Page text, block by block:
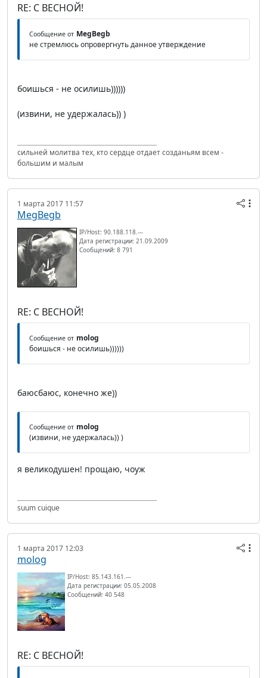
RE: С ВЕСНОЙ!
Сообщение от MegBegb
не стремлюсь опровергнуть данное утверждение
боишься - не осилишь))))))
(извини, не удержалась)) )
сильней молитва тех, кто сердце отдает созданьям всем -
большим и малым
1 марта 2017 11:57
MegBegb
IP/Host: 90.188.118.---
Дата регистрации: 21.09.2009
Сообщений: 8 791
RE: С ВЕСНОЙ!
Сообщение от molog
боишься - не осилишь))))))
баюсбаюс, конечно же))
Сообщение от molog
(извини, не удержалась)) )
я великодушен! прощаю, чоуж
suum cuique
1 марта 2017 12:03
molog
IP/Host: 85.143.161.---
Дата регистрации: 05.05.2008
Сообщений: 40 548
RE: С ВЕСНОЙ!